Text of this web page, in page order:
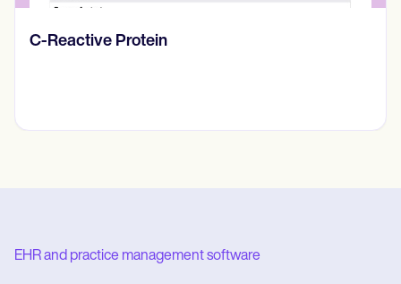
Diario de pensamientos
EHR and practice management software